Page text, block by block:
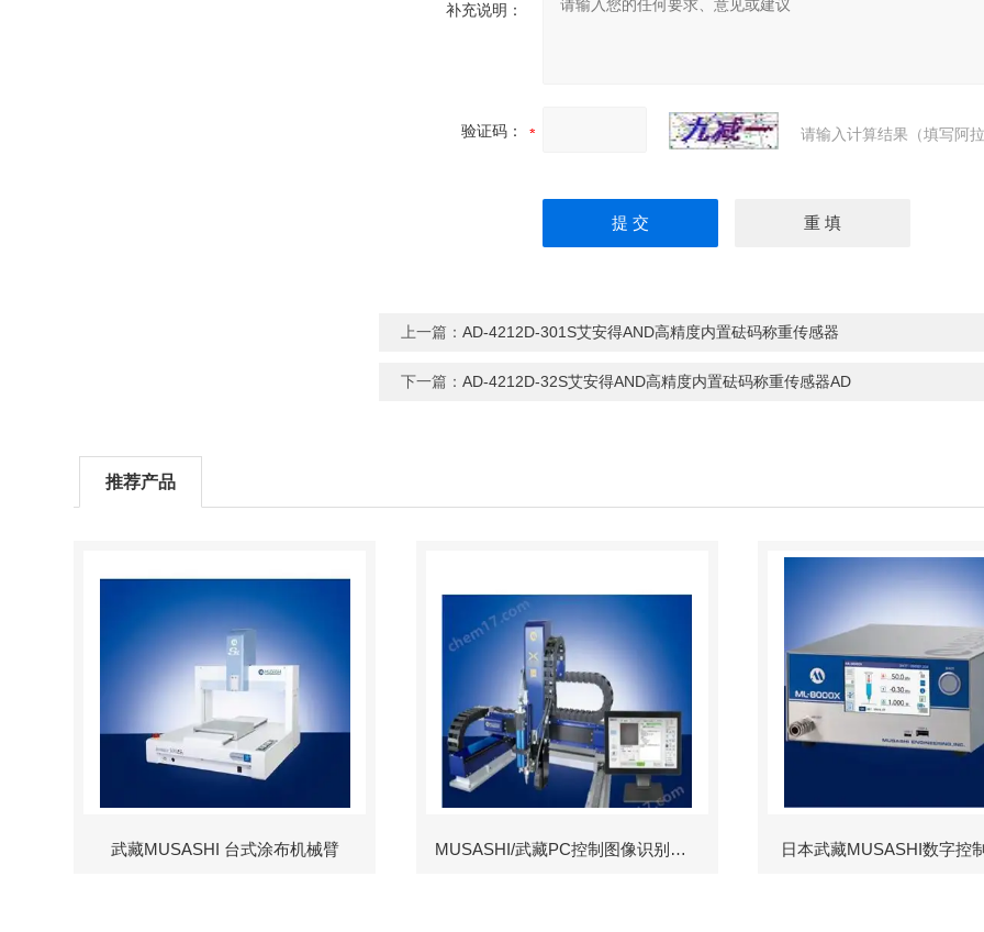
补充说明：
验证码： 请输入计算结果（填写阿
上一篇：AD-4212D-301S艾安得AND高精度内置砝码称重传感器
下一篇：AD-4212D-32S艾安得AND高精度内置砝码称重传感器AD
推荐产品
武藏MUSASHI 台式涂布机械臂 MUSASHI/武藏PC控制图像识别机械臂 日本武藏MUSASHI数字控